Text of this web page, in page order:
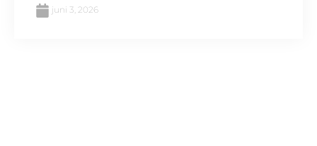
juni 3, 2026